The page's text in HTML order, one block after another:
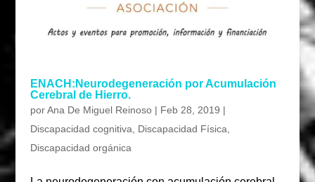
ENACH:Neurodegeneración por Acumulación
Cerebral de Hierro.
porAna De Miguel Reinoso| Feb 28, 2019 |
Discapacidad cognitiva
Discapacidad Física
Discapacidad orgánica